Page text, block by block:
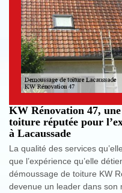
KW Rénovation 47,
toiture réputée pour
à Lacaussade
La qualité des services
que l’expérience qu’elle
démoussage de toiture KW
devenue un leader dans son